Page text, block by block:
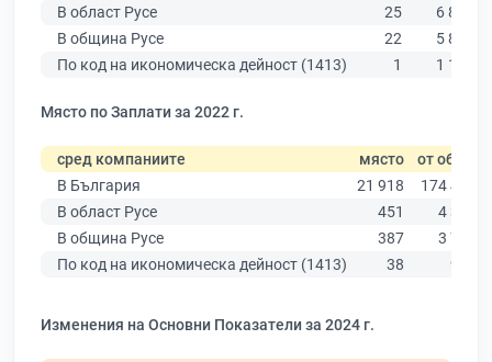
В област Русе 25
6 851
В община Русе
22
5 883
По код на икономическа дейност (1413)
1 1 102
Място по Заплати за 2022 г.
сред компаниите място от общо
В България
21 918
174 403
В област Русе
451
4 390
В община Русе
387
3 764
По код на икономическа дейност (1413)
38 978
Изменения на Основни Показатели за 2024 г.